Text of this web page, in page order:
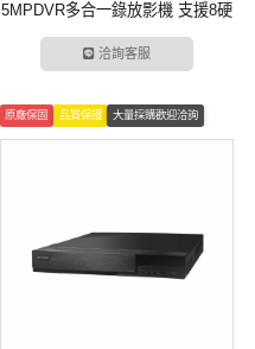
5MPDVR多合一錄放影機 支援8硬
碟警報
洽詢客服
原廠保固 品質保證 大量採購歡迎洽詢